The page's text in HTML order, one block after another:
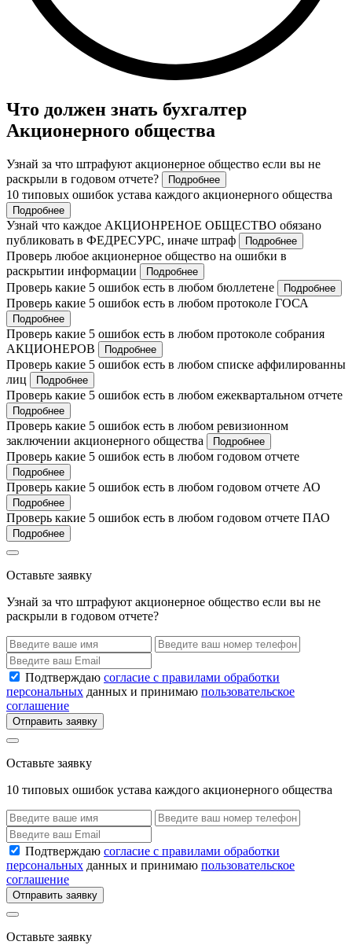
Что должен знать бухгалтер
Акционерного общества
Узнай за что штрафуют акционерное общество если вы не
раскрыли в годовом отчете?
Подробнее
10 типовых ошибок устава каждого акционерного общества
Подробнее
Узнай что каждое АКЦИОНРЕНОЕ ОБЩЕСТВО обязано
публиковать в ФЕДРЕСУРС, иначе штраф
Подробнее
Проверь любое акционерное общество на ошибки в
раскрытии информации
Подробнее
Проверь какие 5 ошибок есть в любом бюллетене Подробнее
Проверь какие 5 ошибок есть в любом протоколе ГОСА
Подробнее
Проверь какие 5 ошибок есть в любом протоколе собрания
АКЦИОНЕРОВ
Подробнее
Проверь какие 5 ошибок есть в любом списке аффилированны
лиц
Подробнее
Проверь какие 5 ошибок есть в любом ежеквартальном отчете
Подробнее
Проверь какие 5 ошибок есть в любом ревизионном
заключении акционерного общества
Подробнее
Проверь какие 5 ошибок есть в любом годовом отчете
Подробнее
Проверь какие 5 ошибок есть в любом годовом отчете АО
Подробнее
Проверь какие 5 ошибок есть в любом годовом отчете ПАО
Подробнее
Оставьте заявку
Узнай за что штрафуют акционерное общество если вы не
раскрыли в годовом отчете?
Подтверждаю согласие с правилами обработки
персональных данных и принимаю пользовательское
соглашение
Отправить заявку
Оставьте заявку
10 типовых ошибок устава каждого акционерного общества
Подтверждаю согласие с правилами обработки
персональных данных и принимаю пользовательское
соглашение
Отправить заявку
Оставьте заявку